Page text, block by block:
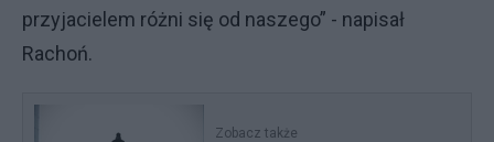
przyjacielem różni się od naszego” - napisał
Rachoń.
Zobacz także